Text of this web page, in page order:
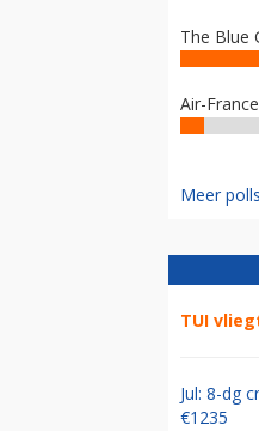
The Blue
Air-
Meer polls
TUI
Jul: 8-dg
€1235